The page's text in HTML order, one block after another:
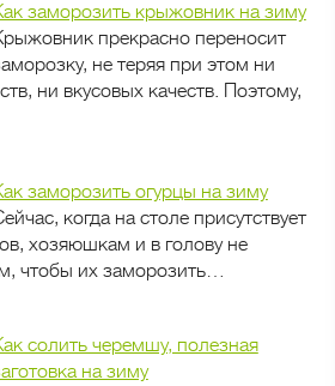
заморозить крыжовник на зиму
прекрасно переносит
не теряя при этом ни
ни вкусовых качеств. Поэтому,
заморозить огурцы на зиму
когда на столе присутствует
хозяюшкам и в голову не
чтобы их заморозить…
солить черемшу, полезная
на зиму